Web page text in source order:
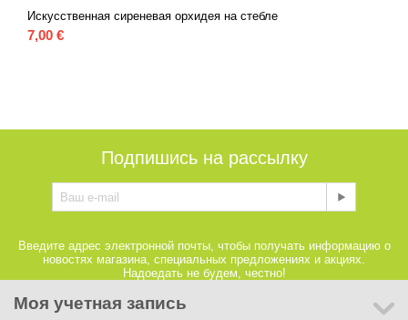
Искусственная сиреневая орхидея на стебле
7,00 €
Подпишись на рассылку
Введите адрес электронной почты, чтобы получать информацию о
новостях магазина, специальных предложениях и акциях.
Надоедать не будем, честно!
Моя учетная запись